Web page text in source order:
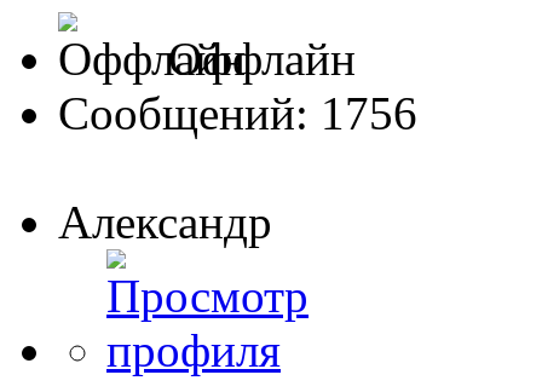
Оффлайн
Сообщений: 1756
Александр